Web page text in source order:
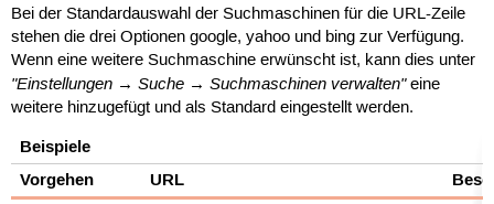
Bei der Standardauswahl der Suchmaschinen für die URL-Zeile
stehen die drei Optionen google, yahoo und bing zur Verfügung.
Wenn eine weitere Suchmaschine erwünscht ist, kann dies unter
"Einstellungen → Suche → Suchmaschinen verwalten"eine
weitere hinzugefügt und als Standard eingestellt werden.
Beispiele
Vorgehen
URL